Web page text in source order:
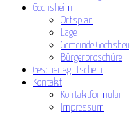
Gochsheim
Ortsplan
Lage
Gemeinde
Bürgerbroschüre
Geschenkgutschein
Kontakt
Kontaktformular
Impressum